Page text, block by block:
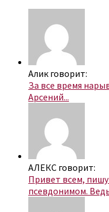
Алик говорит:
За все время
Арсений...
АЛЕКС говорит:
Привет всем,
псевдонимом.